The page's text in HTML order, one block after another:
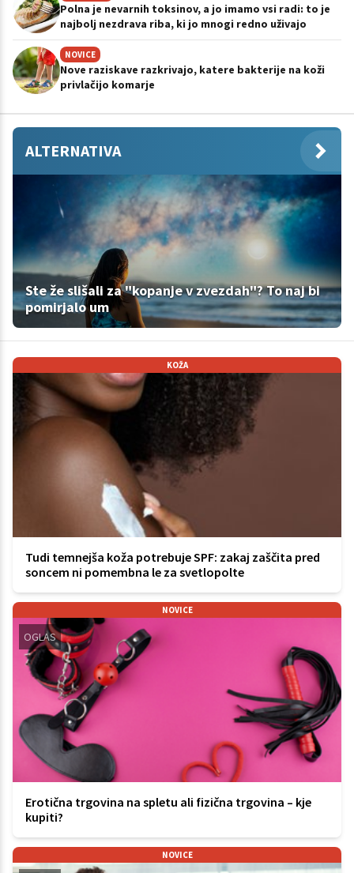
Polna je nevarnih toksinov, a jo imamo vsi radi: to je
najbolj nezdrava riba, ki jo mnogi redno uživajo
NOVICE
Nove raziskave razkrivajo, katere bakterije na koži
privlačijo komarje
ALTERNATIVA
Ste že slišali za "kopanje v zvezdah"? To naj bi
pomirjalo um
KOŽA
Tudi temnejša koža potrebuje SPF: zakaj zaščita pred
soncem ni pomembna le za svetlopolte
NOVICE
OGLAS
Erotična trgovina na spletu ali fizična trgovina – kje
kupiti?
NOVICE